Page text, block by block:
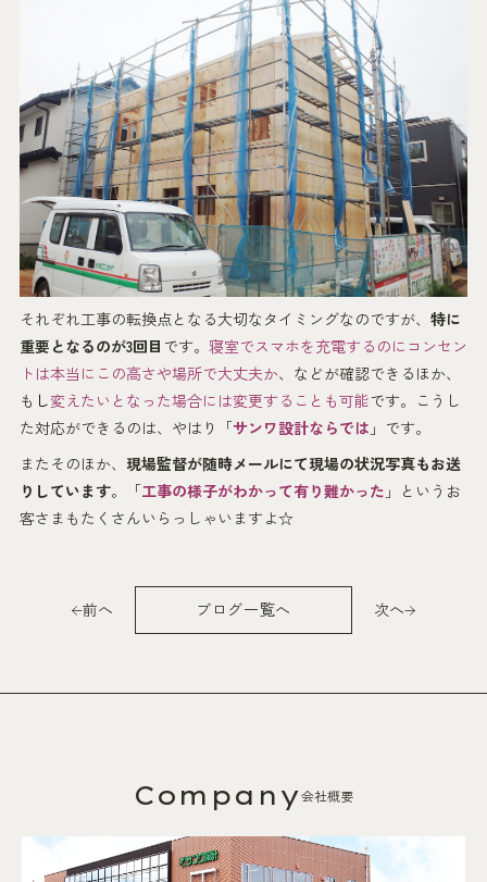
それぞれ工事の転換点となる大切なタイミングなのですが、 特に
重要となるのが3回目 です。 寝室でスマホを充電するのにコンセン
トは本当にこの高さや場所で大丈夫か、などが確認できるほか、
も し変えたいとなった場合には変更することも可能です。こうし
た対応ができるのは、やはり「サンワ設計ならでは 」です。
またそのほか、 現場監督が随時メールにて現場の状況写真もお送
りしています。「工事の様子がわかって有り難かった 」というお
客さまもたくさんいらっしゃいますよ☆
前へ ブログ一覧へ 次へ
Company会社概要